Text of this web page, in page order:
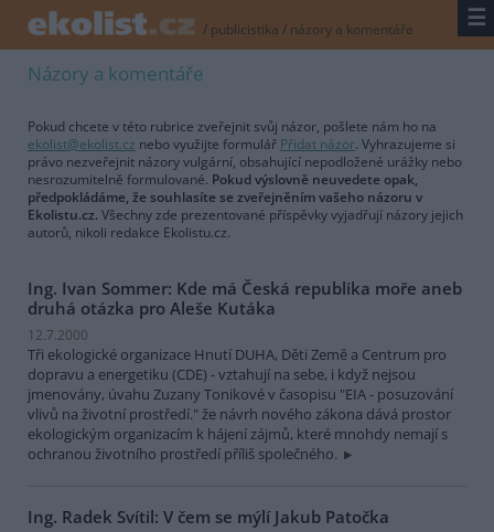
/ publicistika / názory a komentáře ☰
Názory a komentáře
Pokud chcete v této rubrice zveřejnit svůj názor, pošlete nám ho na
ekolist@ekolist.cz nebo využijte formulář Přidat názor. Vyhrazujeme si
právo nezveřejnit názory vulgární, obsahující nepodložené urážky nebo
nesrozumitelně formulované. Pokud výslovně neuvedete opak,
předpokládáme, že souhlasíte se zveřejněním vašeho názoru v
Ekolistu.cz. Všechny zde prezentované příspěvky vyjadřují názory jejich
autorů, nikoli redakce Ekolistu.cz.
Ing. Ivan Sommer: Kde má Česká republika moře aneb
druhá otázka pro Aleše Kutáka
12.7.2000
Tři ekologické organizace Hnutí DUHA, Děti Země a Centrum pro
dopravu a energetiku (CDE) - vztahují na sebe, i když nejsou
jmenovány, úvahu Zuzany Tonikové v časopisu "EIA - posuzování
vlivů na životní prostředí." že návrh nového zákona dává prostor
ekologickým organizacím k hájení zájmů, které mnohdy nemají s
ochranou životního prostředí příliš společného.
Ing. Radek Svítil: V čem se mýlí Jakub Patočka